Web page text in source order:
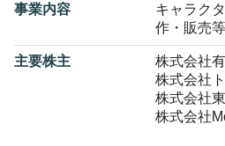
事業内容
キャラク
作・販売等
主要株主
株式会社
株式会社
株式会社
株式会社